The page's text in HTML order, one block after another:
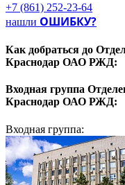
+7 (861) 252-23-64
нашли ОШИБКУ?
Как добраться до
Краснодар ОАО РЖД:
Входная группа
Краснодар ОАО РЖД:
Входная группа: